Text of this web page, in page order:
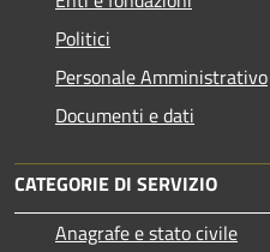
Politici
Personale Amministrativo
Documenti e dati
CATEGORIE DI SERVIZIO
Anagrafe e stato civile